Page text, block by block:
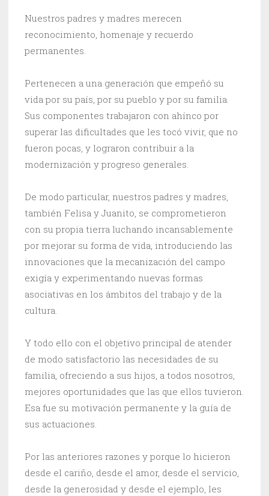
Nuestros padres y madres merecen
reconocimiento, homenaje y recuerdo
permanentes.
Pertenecen a una generación que empeñó su
vida por su país, por su pueblo y por su familia.
Sus componentes trabajaron con ahínco por
superar las dificultades que les tocó vivir, que no
fueron pocas, y lograron contribuir a la
modernización y progreso generales.
De modo particular, nuestros padres y madres,
también Felisa y Juanito, se comprometieron
con su propia tierra luchando incansablemente
por mejorar su forma de vida, introduciendo las
innovaciones que la mecanización del campo
exigía y experimentando nuevas formas
asociativas en los ámbitos del trabajo y de la
cultura.
Y todo ello con el objetivo principal de atender
de modo satisfactorio las necesidades de su
familia, ofreciendo a sus hijos, a todos nosotros,
mejores oportunidades que las que ellos tuvieron.
Esa fue su motivación permanente y la guía de
sus actuaciones.
Por las anteriores razones y porque lo hicieron
desde el cariño, desde el amor, desde el servicio,
desde la generosidad y desde el ejemplo, les